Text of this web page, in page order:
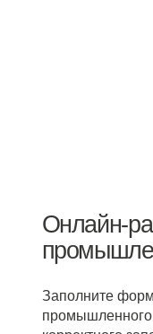
Онлайн-
Заполните
промышленного